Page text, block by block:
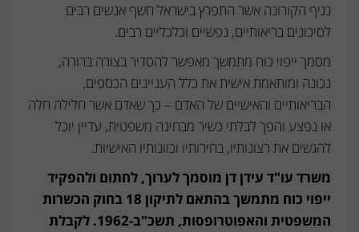
מתמשך
נגיף הקורונה אשר התפרץ בישראל חשף אנשים רבים
לסיכונים בריאותיים, נפשיים וכלכליים רבים.
מסמך ייפוי כוח מתמשך מאפשר להסדיר בצורה ברורה,
נכונה ומותאמת אישית את כלל העניינים הכספים,
הבריאותיים והאישיים של האדם – כך שאדם אשר חלילה חלה
או נפצע והפך לבלתי כשיר מבחינה משפטית, עדיין יוכל
להגשים את רצונותיו, בחירותיו וכוונותיו האישיות.
משרד עו"ד עידן דן מוסמך לערוך, לחתום ולהפקיד
ייפוי כוח מתמשך בהתאם לתיקון 18 בחוק הכשרות
המשפטית והאפוטרופסות, תשכ"ב-1962. לקבלת